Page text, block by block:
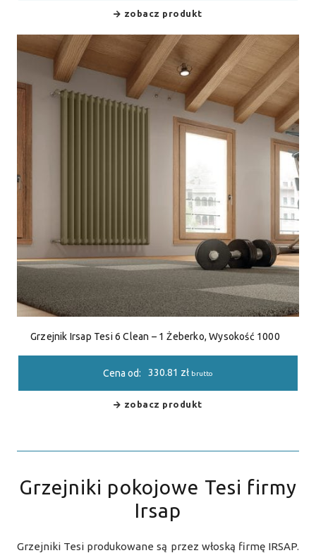
zobacz produkt
Grzejnik Irsap Tesi 6 Clean – 1 Żeberko, Wysokość 1000
Cena od: 330.81 zł brutto
zobacz produkt
Grzejniki pokojowe Tesi firmy
Irsap
Grzejniki Tesi produkowane są przez włoską firmę IRSAP.